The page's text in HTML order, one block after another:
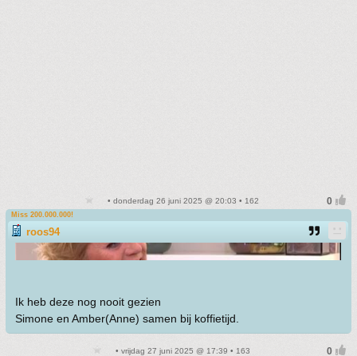
• donderdag 26 juni 2025 @ 20:03 • 162
Miss 200.000.000!
roos94
Ik heb deze nog nooit gezien
Simone en Amber(Anne) samen bij koffietijd.
• vrijdag 27 juni 2025 @ 17:39 • 163